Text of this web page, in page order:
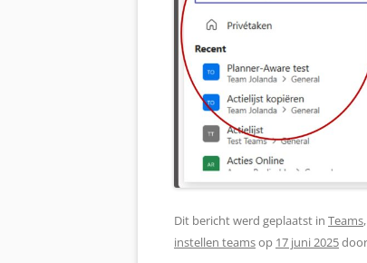
Dit bericht werd geplaatst in Teams,
instellen teamsop 17 juni 2025door